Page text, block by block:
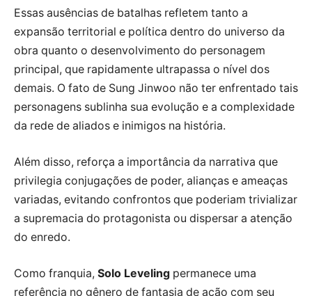
Essas ausências de batalhas refletem tanto a
expansão territorial e política dentro do universo da
obra quanto o desenvolvimento do personagem
principal, que rapidamente ultrapassa o nível dos
demais. O fato de Sung Jinwoo não ter enfrentado tais
personagens sublinha sua evolução e a complexidade
da rede de aliados e inimigos na história.
Além disso, reforça a importância da narrativa que
privilegia conjugações de poder, alianças e ameaças
variadas, evitando confrontos que poderiam trivializar
a supremacia do protagonista ou dispersar a atenção
do enredo.
Como franquia, Solo Leveling permanece uma
referência no gênero de fantasia de ação com seu